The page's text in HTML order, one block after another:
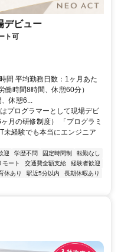
デビュー
ト可
間 平均勤務日数：1ヶ月あた
時間8時間、休憩60分）
休憩6...
プログラマーとして現場デビ
月の研修制度） 「プログラミ
未経験でも本当にエンジニア
迎 学歴不問 固定時間制
転勤なし
モート 交通費全額支給
経験者歓迎
休あり 駅近5分以内
長期休暇あり